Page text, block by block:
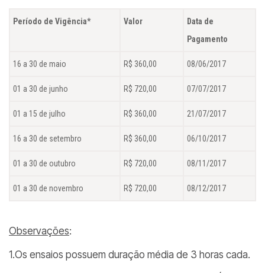
Período de Vigência* Valor
Data de
Pagamento
16 a 30 de maio R$ 360,00 08/06/2017
01 a 30 de junho R$ 720,00 07/07/2017
01 a 15 de julho R$ 360,00 21/07/2017
16 a 30 de setembro R$ 360,00 06/10/2017
01 a 30 de outubro R$ 720,00 08/11/2017
01 a 30 de novembro R$ 720,00 08/12/2017
Observações:
1.Os ensaios possuem duração média de 3 horas cada.